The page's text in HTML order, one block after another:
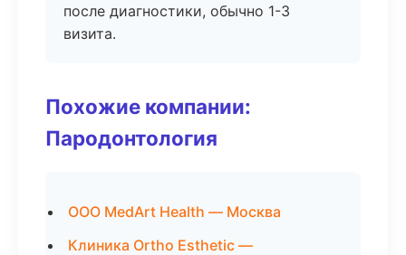
после диагностики, обычно 1-3
визита.
Похожие компании:
Пародонтология
ООО MedArt Health — Москва
Клиника Ortho Esthetic —